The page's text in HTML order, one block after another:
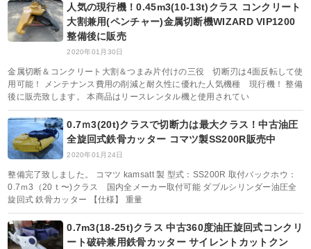
人気の現行機！0.45m3(10-13t)クラス コンクリート
大割兼用(ペンチャー)金属切断機WIZARD VIP1200
整備後に販売
2020年01月30日
金属切断＆コンクリート大割＆つまみ片付けの三役 切断刃は4面反転して使
用可能！ メンテナンス費用の削減と耐久性に優れた人気機種 現行機！ 整備
後に販売致します。 本商品はリースレンタル機と使用されてい
0.7ｍ3(20t)クラスで切断力は最大クラス！中古油圧
全旋回式鉄骨カッター コマツ製SS200R販売中
2020年01月24日
整備完了致しました。 コマツ kamsatt 製 型式：SS200R 取付バックホウ：
0.7ｍ3（20ｔ〜)クラス 国内全メーカー取付可能 ダブルシリンダー油圧全
旋回式 鉄骨カッター 【仕様】 重量
0.7m3(18-25t)クラス 中古360度油圧旋回式コンクリ
ート破砕兼用鉄骨カッター サイレントカットクン